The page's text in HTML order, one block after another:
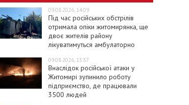
09.08.2026, 14:09
Під час російських обстрілів
отримала опіки житомирянка, ще
двоє жителів району
лікуватимуться амбулаторно
09.08.2026, 13:37
Внаслідок російської атаки у
Житомирі зупинило роботу
підприємство, де працювали
3500 людей